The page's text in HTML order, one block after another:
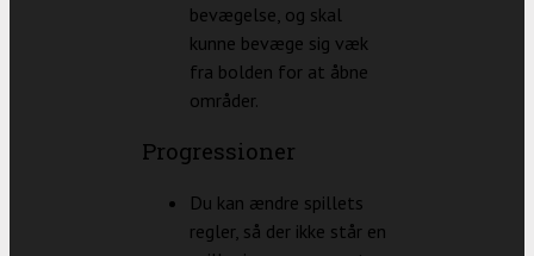
bevægelse, og skal
kunne bevæge sig væk
fra bolden for at åbne
områder.
Progressioner
Du kan ændre spillets
regler, så der ikke står en